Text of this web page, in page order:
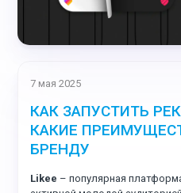
7 мая 2025
КАК ЗАПУСТИТЬ
КАКИЕ
БРЕНДУ
Likee – популярная